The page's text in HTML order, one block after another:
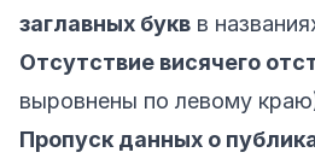
заглавных букв в
Отсутствие висячего
выровнены по левому
Пропуск данных о